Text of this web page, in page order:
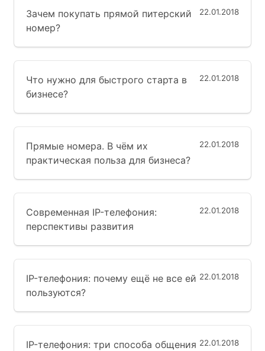
22.01.2018
Зачем покупать прямой питерский
номер?
22.01.2018
Что нужно для быстрого старта в
бизнесе?
22.01.2018
Прямые номера. В чём их
практическая польза для бизнеса?
22.01.2018
Современная IP-телефония:
перспективы развития
22.01.2018
IP-телефония: почему ещё не все ей
пользуются?
22.01.2018
IP-телефония: три способа общения